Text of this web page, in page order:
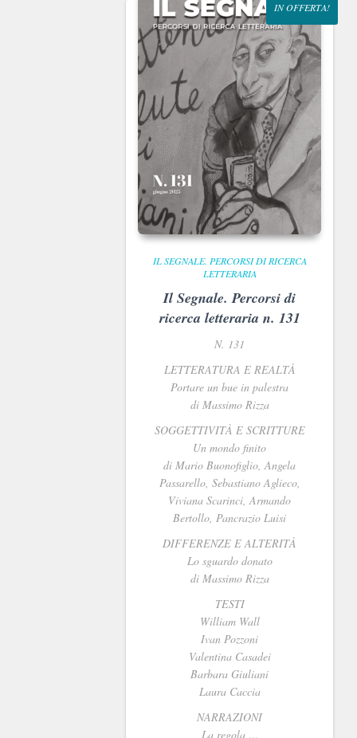
IN OFFERTA!
IL SEGNALE. PERCORSI DI RICERCA
LETTERARIA
Il Segnale. Percorsi di
ricerca letteraria n. 131
N. 131
LETTERATURA E REALTÀ
Portare un bue in palestra
di Massimo Rizza
SOGGETTIVITÀ E SCRITTURE
Un mondo finito
di Mario Buonofiglio, Angela
Passarello, Sebastiano Aglieco,
Viviana Scarinci, Armando
Bertollo, Pancrazio Luisi
DIFFERENZE E ALTERITÀ
Lo sguardo donato
di Massimo Rizza
TESTI
William Wall
Ivan Pozzoni
Valentina Casadei
Barbara Giuliani
Laura Caccia
NARRAZIONI
La regola …